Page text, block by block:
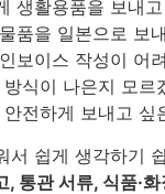
생활용품을 보내
품을 일본으로 보
보이스 작성이 어
식이 나은지 모르
전하게 보내고 싶
서 쉽게 생각하기
, 통관 서류, 식품·